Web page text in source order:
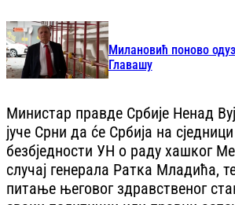
Милановић поново
Главашу
Министар правде Србије Ненад
јуче Срни да će Србија на
безбједности УН о раду хашког
случај генерала Ратка Младића,
питање његовог здравственог